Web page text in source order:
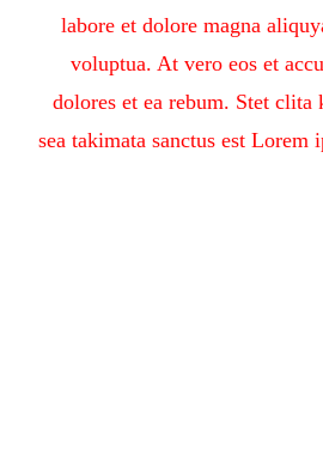
labore et dolore magna
voluptua. At vero eos et
dolores et ea rebum. Stet clita
sea takimata sanctus est Lorem